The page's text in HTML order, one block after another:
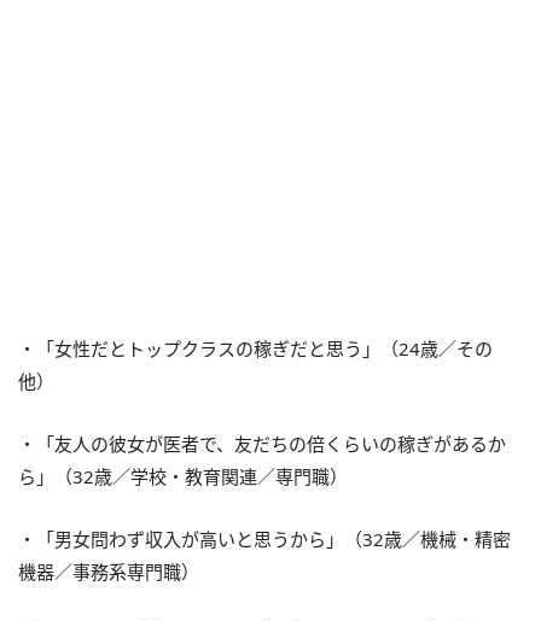
・「女性だとトップクラスの稼ぎだと思う」（24歳／その
他）
・「友人の彼女が医者で、友だちの倍くらいの稼ぎがあるか
ら」（32歳／学校・教育関連／専門職）
・「男女問わず収入が高いと思うから」（32歳／機械・精密
機器／事務系専門職）